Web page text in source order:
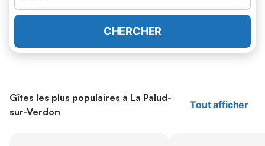
CHERCHER
Gîtes les plus populaires à La Palud-
sur-Verdon
Tout afficher